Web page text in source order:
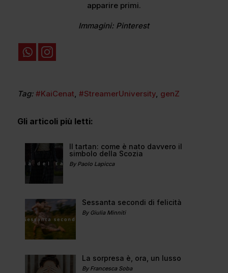
apparire primi.
Immagini: Pinterest
Tag: #KaiCenat, #StreamerUniversity, genZ
Gli articoli più letti:
Il tartan: come è nato davvero il
simbolo della Scozia
By Paolo Lapicca
Sessanta secondi di felicità
By Giulia Minniti
La sorpresa è, ora, un lusso
By Francesca Soba